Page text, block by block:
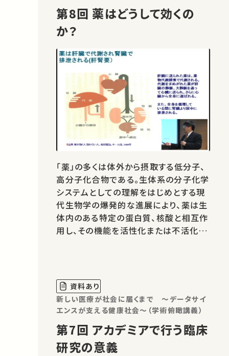
第8回 薬はどうして効くの
か？
「薬」の多くは体外から摂取する低分子、
高分子化合物である。生体系の分子化学
システムとしての理解をはじめとする現
代生物学の爆発的な進展により、薬は生
体内のある特定の蛋白質、核酸と相互作
用し、その機能を活性化または不活化す
合物の探索と創成、そして生体内におけ
る薬理効果の検証という科学的な方
法…
資料あり
新しい医療が社会に届くまで ～データサイ
エンスが支える健康社会～（学術俯瞰講義）
第7回 アカデミアで行う臨床
研究の意義